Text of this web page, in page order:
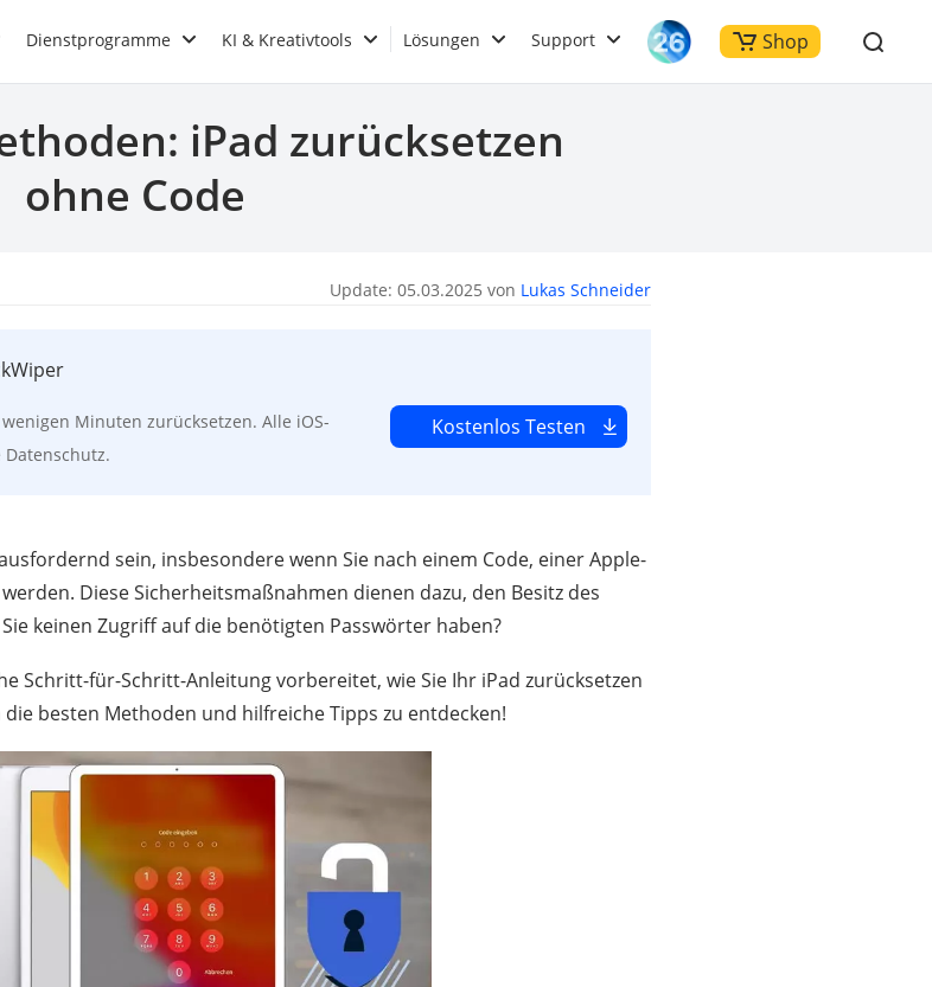
Dienstprogramme KI & Kreativtools Lösungen Support Shop
iPad zurücksetzen
ohne Code
Update: 05.03.2025 von Lukas Schneider
Minuten zurücksetzen. Alle iOS-
Kostenlos Testen
sein, insbesondere wenn Sie nach einem Code, einer Apple-
Diese Sicherheitsmaßnahmen dienen dazu, den Besitz des
keinen Zugriff auf die benötigten Passwörter haben?
Schritt-für-Schritt-Anleitung vorbereitet, wie Sie Ihr iPad zurücksetzen
besten Methoden und hilfreiche Tipps zu entdecken!